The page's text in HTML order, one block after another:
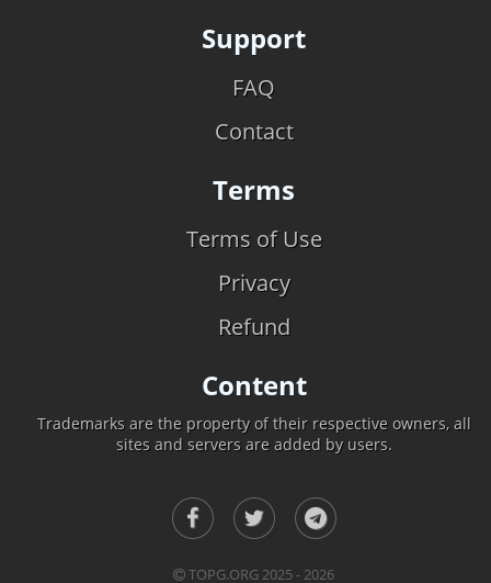
Support
FAQ
Contact
Terms
Terms of Use
Privacy
Refund
Content
Trademarks are the property of their respective owners, all
sites and servers are added by users.
TOPG.ORG 2025 - 2026